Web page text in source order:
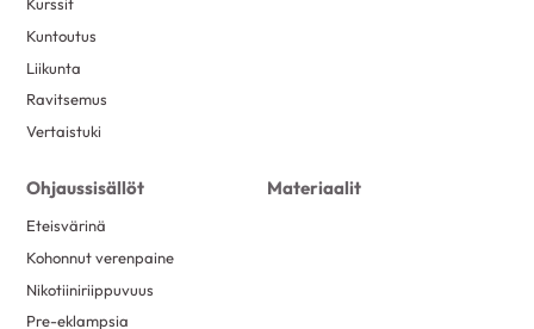
Kuntoutus
Liikunta
Ravitsemus
Vertaistuki
Ohjaussisällöt
Eteisvärinä
Kohonnut verenpaine
Nikotiiniriippuvuus
Pre-eklampsia
Materiaalit